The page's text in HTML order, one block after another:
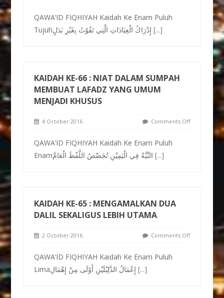
QAWA’ID FIQHIYAH Kaidah Ke Enam Puluh
Tujuhإِدْرَاكُ الْعِبَادَاتِ الَّتِي تَفُوْتُ بِغَيْرِ بَدَلٍ[...]
KAIDAH KE-66 : NIAT DALAM SUMPAH
MEMBUAT LAFADZ YANG UMUM
MENJADI KHUSUS
4 October 2016 Comments Off
QAWA’ID FIQHIYAH Kaidah Ke Enam Puluh
Enamالنِّيَّةُ فِي الْيَمِيْنِ تُخَصِّصُ اللَّفْظَ الْعَامَّ[...]
KAIDAH KE-65 : MENGAMALKAN DUA
DALIL SEKALIGUS LEBIH UTAMA
2 October 2016 Comments Off
QAWA’ID FIQHIYAH Kaidah Ke Enam Puluh
Limaإِعْمَالُ الدَّلِيْلَيْنِ أَوْلَى مِنْ إِهْمَالِ[...]